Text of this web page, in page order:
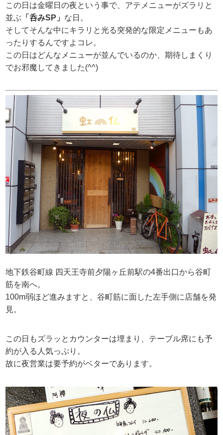
この日は金曜日の夜という事で、アテメニューがズラリと
並ぶ 「呑みSP」 な日。
そしてそんな中にキラリと光る突発的な限定メニューもあ
ったりするんですよコレ。
この日はどんなメニューが並んでいるのか、期待しまくり
でお邪魔してきました(^^)
地下鉄谷町線 四天王寺前夕陽ヶ丘前駅の4番出口から谷町
筋を南へ。
100m弱ほど進みますと、谷町筋に面した左手側に店舗を発
見。
この日もズラッとカウンターは埋まり、テーブル席にも予
約が入る人気っぷり。
故に夜営業は要予約がベターであります。